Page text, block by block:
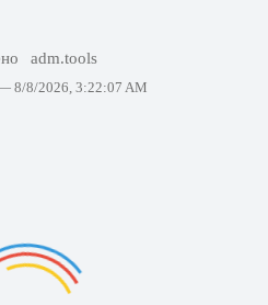
adm.tools
— 8/8/2026, 3:22:07 AM